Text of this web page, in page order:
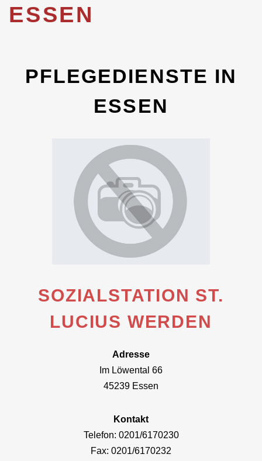
ESSEN
PFLEGEDIENSTE IN
ESSEN
SOZIALSTATION ST.
LUCIUS WERDEN
Adresse
Im Löwental 66
45239 Essen
Kontakt
Telefon: 0201/6170230
Fax: 0201/6170232